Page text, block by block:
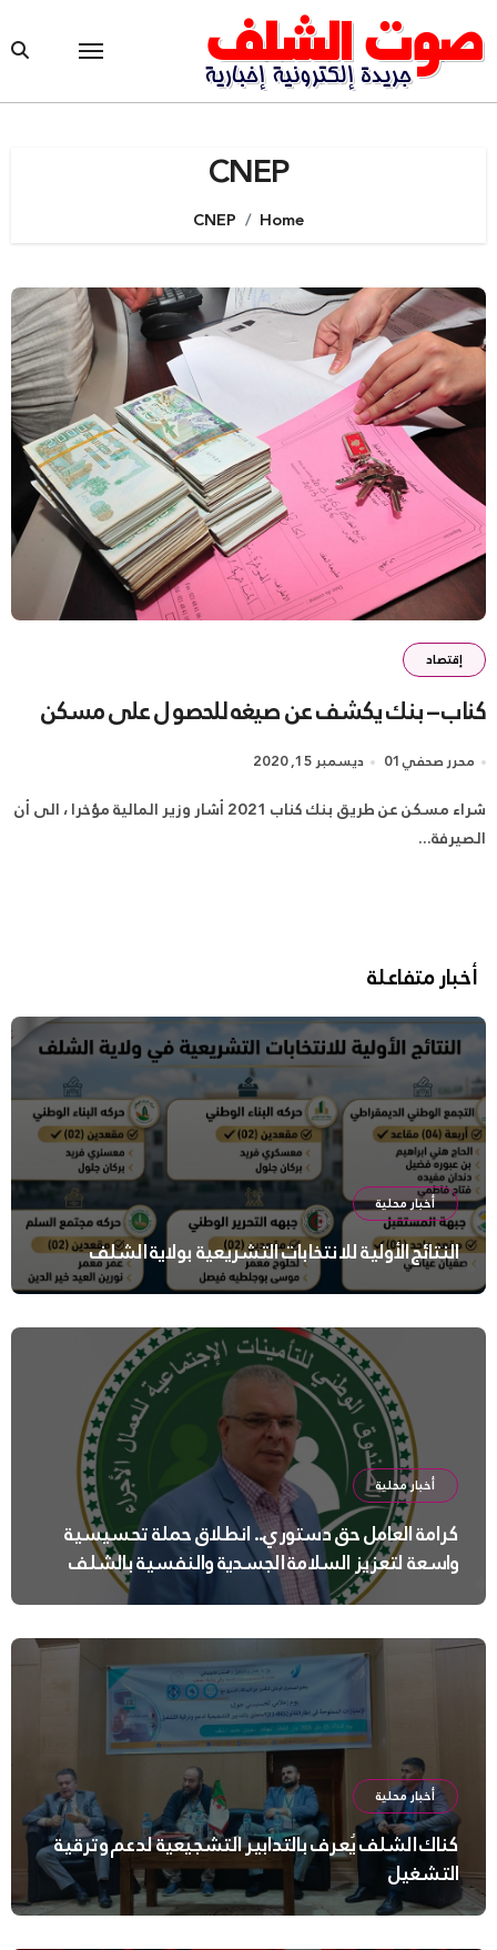
to
content
CNEP
Home
CNEP
إقتصاد
كناب – بنك يكشف عن صيغه للحصول على مسكن
محرر صحفي01 ديسمبر 15, 2020
شراء مسكن عن طريق بنك كناب 2021 أشار وزير المالية مؤخرا ، الى أن
الصيرفة...
أخبار متفاعلة
أخبار محلية
النتائج الأولية للانتخابات التشريعية بولاية الشلف
أخبار محلية
كرامة العامل حق دستوري.. انطلاق حملة تحسيسية
واسعة لتعزيز السلامة الجسدية والنفسية بالشلف
أخبار محلية
كناك الشلف يُعرف بالتدابير التشجيعية لدعم وترقية
التشغيل